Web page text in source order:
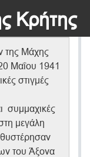
Κρήτης
της Μάχης
Μαΐου 1941
στιγμές
συμμαχικές
μεγάλη
του Άξονα